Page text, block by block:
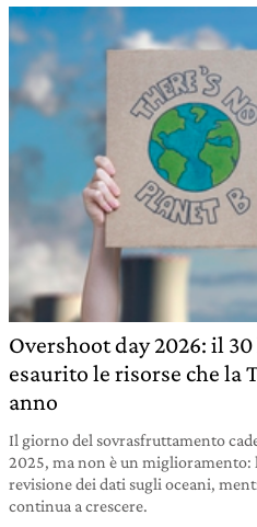
Overshoot day 2026: il
esaurito le risorse che la
anno
Il giorno del sovrasfruttamento
2025, ma non è un miglioramento:
revisione dei dati sugli oceani,
continua a crescere.